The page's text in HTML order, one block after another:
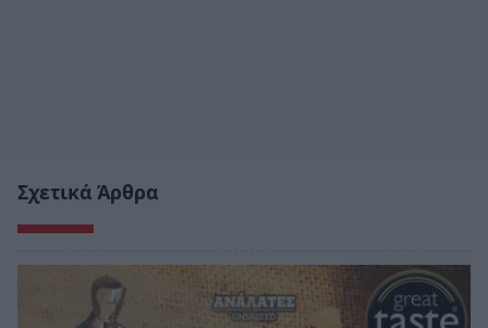
Σχετικά Άρθρα